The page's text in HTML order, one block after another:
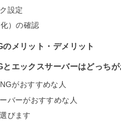
設定
）の確認
メリット・デメリット
エックスサーバーはどっちが
がおすすめな人
バーがおすすめな人
びます